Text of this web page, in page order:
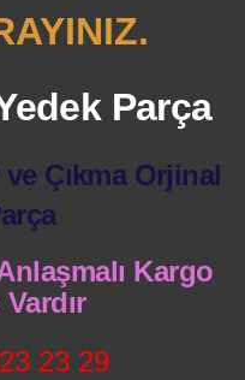
Parça
ve Çıkma Orjinal
Kargo
Vardır
23 29